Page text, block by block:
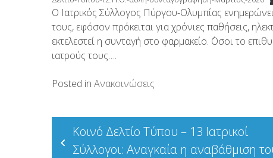
Ο Ιατρικός Σύλλογος Πύργου-Ολυμπίας
τους, εφόσον πρόκειται για χρόνιες παθήσεις,
εκτελεστεί η συνταγή στο φαρμακείο. ΄Οσοι το
ιατρούς τους….
Posted in Ανακοινώσεις
Πλοήγηση
άρθρων
Κοινό Δελτίο Τύπου – 13 Ιατρικοί
Σύλλογοι: Αναγκαία η αναβάθμιση